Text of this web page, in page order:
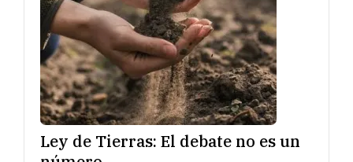
Ley de Tierras: El debate no es un